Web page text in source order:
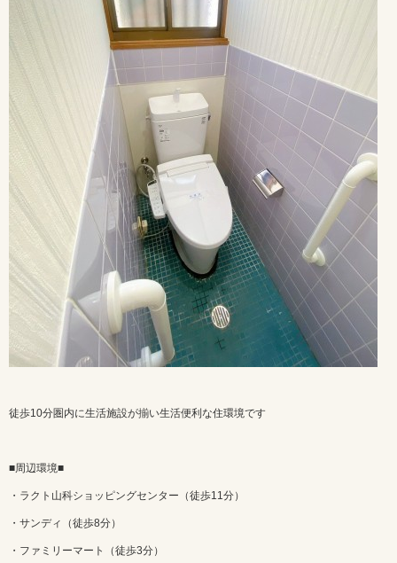
徒歩10分圏内に生活施設が揃い生活便利な住環境です
■周辺環境■
・ラクト山科ショッピングセンター（徒歩11分）
・サンディ（徒歩8分）
・ファミリーマート（徒歩3分）